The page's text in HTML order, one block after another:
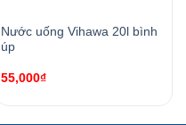
Nước uống Vihawa 20l bình
úp
55,000₫